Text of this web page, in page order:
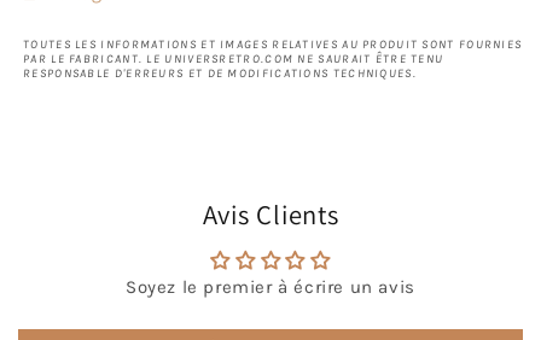
TOUTES LES INFORMATIONS ET IMAGES RELATIVES AU PRODUIT SONT FOURNIES
PAR LE FABRICANT. LE UNIVERSRETRO.COM NE SAURAIT ÊTRE TENU
RESPONSABLE D'ERREURS ET DE MODIFICATIONS TECHNIQUES.
Avis Clients
Soyez le premier à écrire un avis